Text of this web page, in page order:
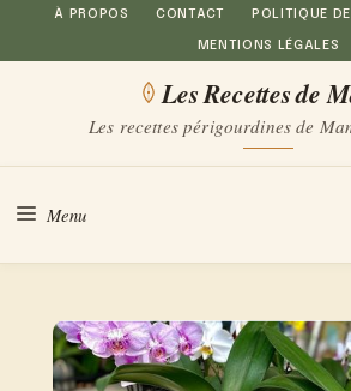
Aller
au
À PROPOS CONTACT POLITIQUE
MENTIONS LÉGALES
Les Recettes de
Les recettes périgourdines de
Menu